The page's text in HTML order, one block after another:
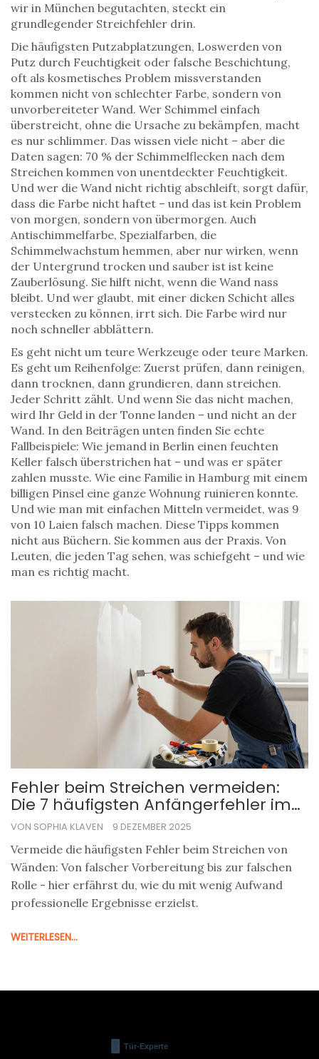
wir in München begutachten, steckt ein
grundlegender Streichfehler drin.
Die häufigsten Putzabplatzungen, Loswerden von
Putz durch Feuchtigkeit oder falsche Beschichtung,
oft als kosmetisches Problem missverstanden
kommen nicht von schlechter Farbe, sondern von
unvorbereiteter Wand. Wer Schimmel einfach
überstreicht, ohne die Ursache zu bekämpfen, macht
es nur schlimmer. Das wissen viele nicht – aber die
Daten sagen: 70 % der Schimmelflecken nach dem
Streichen kommen von unentdeckter Feuchtigkeit.
Und wer die Wand nicht richtig abschleift, sorgt dafür,
dass die Farbe nicht haftet – und das ist kein Problem
von morgen, sondern von übermorgen. Auch
Antischimmelfarbe, Spezialfarben, die
Schimmelwachstum hemmen, aber nur wirken, wenn
der Untergrund trocken und sauber ist ist keine
Zauberlösung. Sie hilft nicht, wenn die Wand nass
bleibt. Und wer glaubt, mit einer dicken Schicht alles
verstecken zu können, irrt sich. Die Farbe wird nur
noch schneller abblättern.
Es geht nicht um teure Werkzeuge oder teure Marken.
Es geht um Reihenfolge: Zuerst prüfen, dann reinigen,
dann trocknen, dann grundieren, dann streichen.
Jeder Schritt zählt. Und wenn Sie das nicht machen,
wird Ihr Geld in der Tonne landen – und nicht an der
Wand. In den Beiträgen unten finden Sie echte
Fallbeispiele: Wie jemand in Berlin einen feuchten
Keller falsch überstrichen hat – und was er später
zahlen musste. Wie eine Familie in Hamburg mit einem
billigen Pinsel eine ganze Wohnung ruinieren konnte.
Und wie man mit einfachen Mitteln vermeidet, was 9
von 10 Laien falsch machen. Diese Tipps kommen
nicht aus Büchern. Sie kommen aus der Praxis. Von
Leuten, die jeden Tag sehen, was schiefgeht – und wie
man es richtig macht.
Fehler beim Streichen vermeiden:
Die 7 häufigsten Anfängerfehler im
Innenraum und wie du sie
VON SOPHIA KLAVEN 9 DEZEMBER 2025
Vermeide die häufigsten Fehler beim Streichen von
Wänden: Von falscher Vorbereitung bis zur falschen
Rolle - hier erfährst du, wie du mit wenig Aufwand
professionelle Ergebnisse erzielst.
WEITERLESEN...